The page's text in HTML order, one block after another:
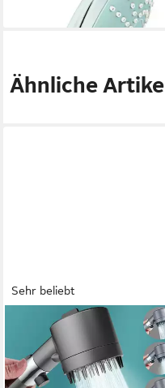
lieferbar - in 2-3 Werktagen bei dir
Ähnliche Artikel
Sehr beliebt
ANYSUN
Regenduschkopf Massage
Spa Handbrause – 3 Modi,
Hochdruck, Filter, 3 Modi,